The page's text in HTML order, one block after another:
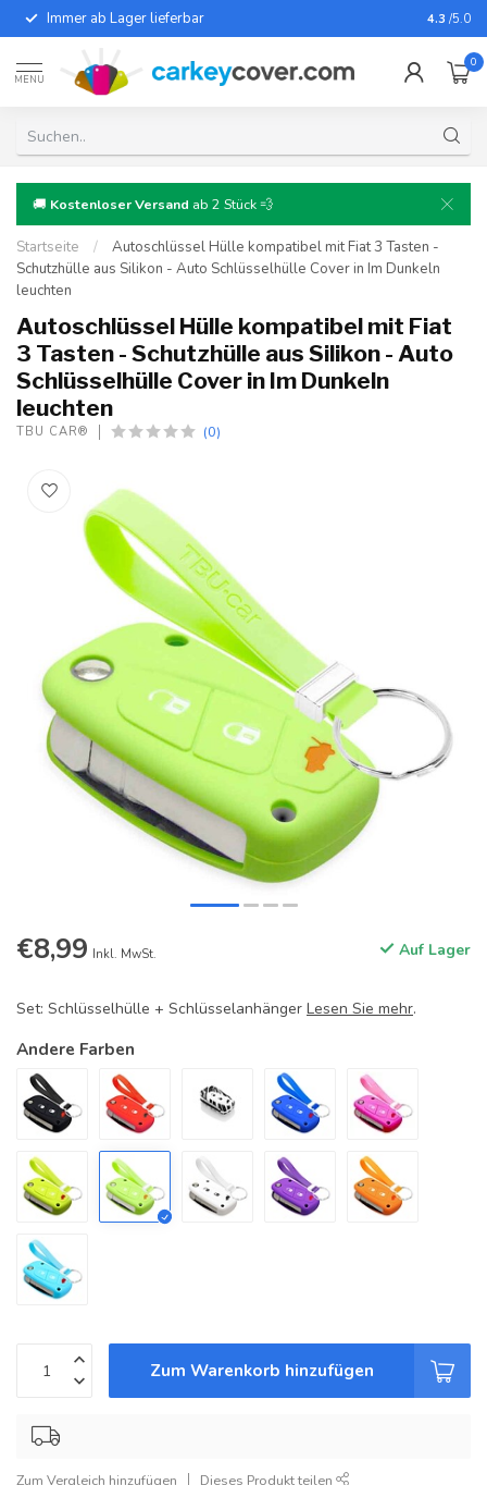
Immer ab Lager lieferbar Für fast
4.3 /5.0
MENU
0
🚚 Kostenloser Versand ab 2 Stück 💨
Startseite /
Autoschlüssel Hülle kompatibel mit Fiat 3 Tasten -
Schutzhülle aus Silikon - Auto Schlüsselhülle Cover in Im Dunkeln
leuchten
Autoschlüssel Hülle kompatibel mit Fiat
3 Tasten - Schutzhülle aus Silikon - Auto
Schlüsselhülle Cover in Im Dunkeln
leuchten
TBU CAR® (0)
€8,99 Inkl. MwSt. Auf Lager
Set: Schlüsselhülle + Schlüsselanhänger Lesen Sie mehr.
Andere Farben
Zum Warenkorb hinzufügen
Zum Vergleich hinzufügen Dieses Produkt teilen